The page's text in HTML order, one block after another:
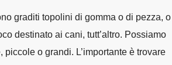
graditi topolini di gomma o di pezza, o
destinato ai cani, tutt’altro. Possiamo
o grandi. L’importante è trovare